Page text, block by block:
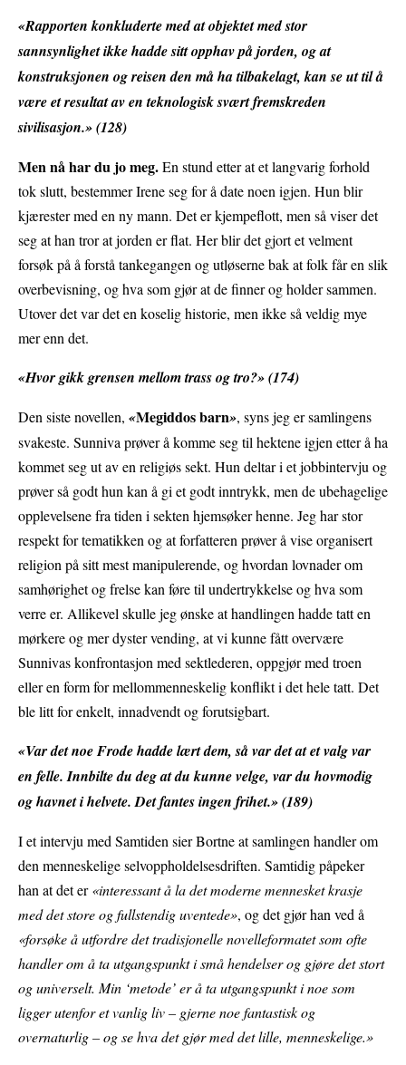
«Rapporten konkluderte med at objektet med stor
sannsynlighet ikke hadde sitt opphav på jorden, og at
konstruksjonen og reisen den må ha tilbakelagt, kan se ut til å
være et resultat av en teknologisk svært fremskreden
sivilisasjon.» (128)
Men nå har du jo meg.En stund etter at et langvarig forhold
tok slutt, bestemmer Irene seg for å date noen igjen. Hun blir
kjærester med en ny mann. Det er kjempeflott, men så viser det
seg at han tror at jorden er flat. Her blir det gjort et velment
forsøk på å forstå tankegangen og utløserne bak at folk får en slik
overbevisning, og hva som gjør at de finner og holder sammen.
Utover det var det en koselig historie, men ikke så veldig mye
mer enn det.
«Hvor gikk grensen mellom trass og tro?» (174)
Den siste novellen, «Megiddos barn», syns jeg er samlingens
svakeste. Sunniva prøver å komme seg til hektene igjen etter å ha
kommet seg ut av en religiøs sekt. Hun deltar i et jobbintervju og
prøver så godt hun kan å gi et godt inntrykk, men de ubehagelige
opplevelsene fra tiden i sekten hjemsøker henne. Jeg har stor
respekt for tematikken og at forfatteren prøver å vise organisert
religion på sitt mest manipulerende, og hvordan lovnader om
samhørighet og frelse kan føre til undertrykkelse og hva som
verre er. Allikevel skulle jeg ønske at handlingen hadde tatt en
mørkere og mer dyster vending, at vi kunne fått overvære
Sunnivas konfrontasjon med sektlederen, oppgjør med troen
eller en form for mellommenneskelig konflikt i det hele tatt. Det
ble litt for enkelt, innadvendt og forutsigbart.
«Var det noe Frode hadde lært dem, så var det at et valg var
en felle. Innbilte du deg at du kunne velge, var du hovmodig
og havnet i helvete. Det fantes ingen frihet.» (189)
I et intervju med Samtiden sier Bortne at samlingen handler om
den menneskelige selvoppholdelsesdriften. Samtidig påpeker
han at det er«interessant å la det moderne mennesket krasje
med det store og fullstendig uventede», og det gjør han ved å
«forsøke å utfordre det tradisjonelle novelleformatetsom ofte
handler om å ta utgangspunkt i små hendelser og gjøre det stort
og universelt. Min ‘metode’ er å ta utgangspunkt i noe som
ligger utenfor et vanlig liv – gjerne noe fantastisk og
overnaturlig – og se hva det gjør med det lille, menneskelige.»